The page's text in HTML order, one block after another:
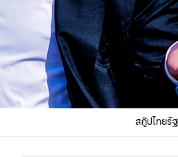
สกู๊ปไทยรัฐ